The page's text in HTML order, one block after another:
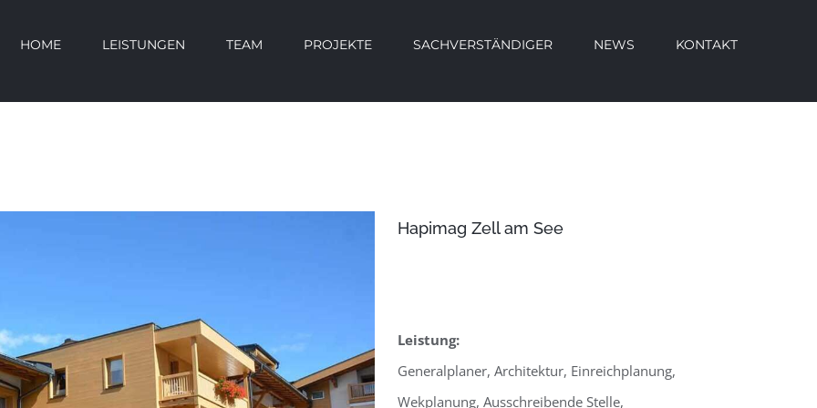
HOME LEISTUNGEN TEAM PROJEKTE SACHVERSTÄNDIGER NEWS KONTAKT
Hapimag Zell am See
Leistung:
Generalplaner, Architektur, Einreichplanung,
Wekplanung, Ausschreibende Stelle,